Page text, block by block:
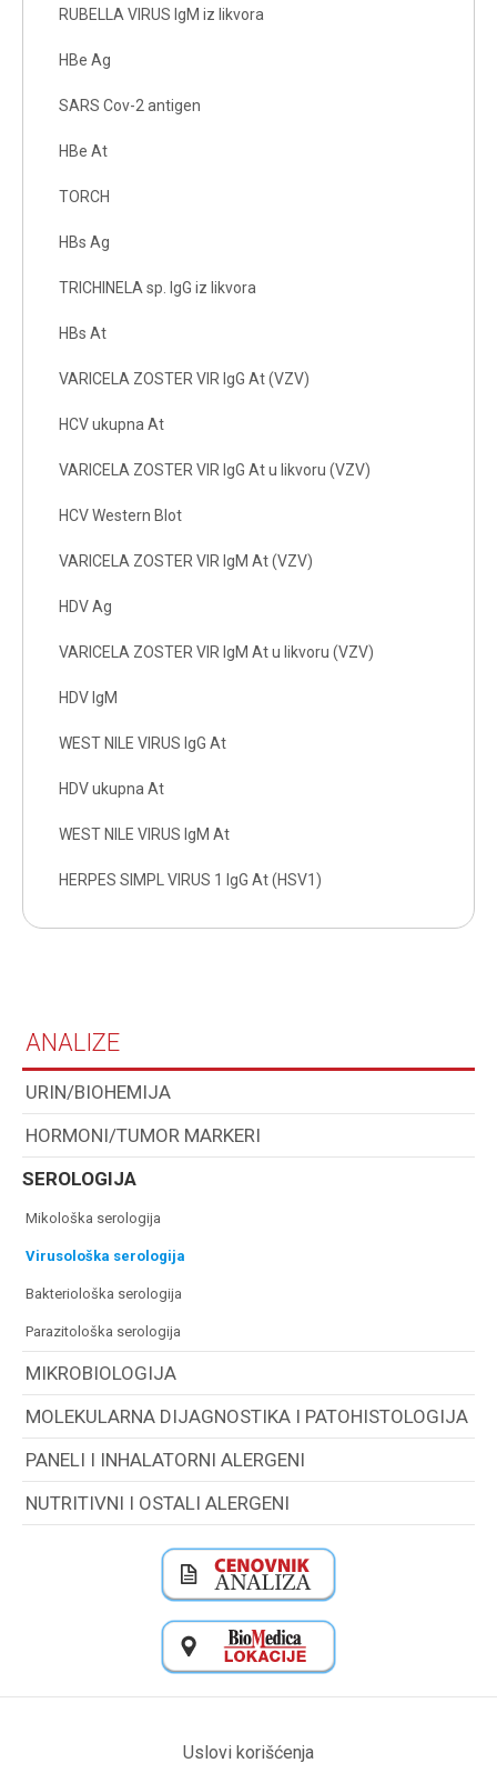
RUBELLA VIRUS IgM iz likvora
HBe Ag
SARS Cov-2 antigen
HBe At
TORCH
HBs Ag
TRICHINELA sp. IgG iz likvora
HBs At
VARICELA ZOSTER VIR IgG At (VZV)
HCV ukupna At
VARICELA ZOSTER VIR IgG At u likvoru (VZV)
HCV Western Blot
VARICELA ZOSTER VIR IgM At (VZV)
HDV Ag
VARICELA ZOSTER VIR IgM At u likvoru (VZV)
HDV IgM
WEST NILE VIRUS IgG At
HDV ukupna At
WEST NILE VIRUS IgM At
HERPES SIMPL VIRUS 1 IgG At (HSV1)
ANALIZE
URIN/BIOHEMIJA
HORMONI/TUMOR MARKERI
SEROLOGIJA
mikološka serologija
virusološka serologija
bakteriološka serologija
parazitološka serologija
MIKROBIOLOGIJA
MOLEKULARNA DIJAGNOSTIKA I PATOHISTOLOGIJA
PANELI I INHALATORNI ALERGENI
NUTRITIVNI I OSTALI ALERGENI
Uslovi korišćenja